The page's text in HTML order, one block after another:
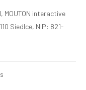
MOUTON interactive
Siedlce, NIP: 821-